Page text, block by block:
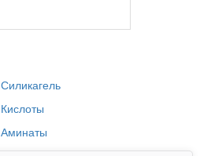
Силикагель
Кислоты
Аминаты